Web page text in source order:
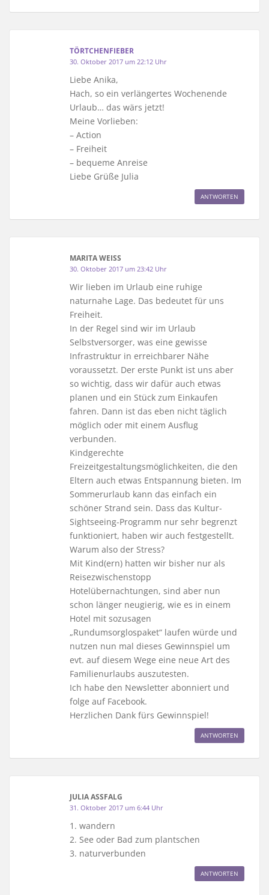
TÖRTCHENFIEBER
30. Oktober 2017 um 22:12 Uhr
Liebe Anika,
Hach, so ein verlängertes Wochenende
Urlaub… das wärs jetzt!
Meine Vorlieben:
– Action
– Freiheit
– bequeme Anreise
Liebe Grüße Julia
ANTWORTEN
MARITA WEISS
30. Oktober 2017 um 23:42 Uhr
Wir lieben im Urlaub eine ruhige
naturnahe Lage. Das bedeutet für uns
Freiheit.
In der Regel sind wir im Urlaub
Selbstversorger, was eine gewisse
Infrastruktur in erreichbarer Nähe
voraussetzt. Der erste Punkt ist uns aber
so wichtig, dass wir dafür auch etwas
planen und ein Stück zum Einkaufen
fahren. Dann ist das eben nicht täglich
möglich oder mit einem Ausflug
verbunden.
Kindgerechte
Freizeitgestaltungsmöglichkeiten, die den
Eltern auch etwas Entspannung bieten. Im
Sommerurlaub kann das einfach ein
schöner Strand sein. Dass das Kultur-
Sightseeing-Programm nur sehr begrenzt
funktioniert, haben wir auch festgestellt.
Warum also der Stress?
Mit Kind(ern) hatten wir bisher nur als
Reisezwischenstopp
Hotelübernachtungen, sind aber nun
schon länger neugierig, wie es in einem
Hotel mit sozusagen
„Rundumsorglospaket“ laufen würde und
nutzen nun mal dieses Gewinnspiel um
evt. auf diesem Wege eine neue Art des
Familienurlaubs auszutesten.
Ich habe den Newsletter abonniert und
folge auf Facebook.
Herzlichen Dank fürs Gewinnspiel!
ANTWORTEN
JULIA ASSFALG
31. Oktober 2017 um 6:44 Uhr
1. wandern
2. See oder Bad zum plantschen
3. naturverbunden
ANTWORTEN